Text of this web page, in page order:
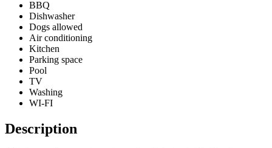
BBQ
Dishwasher
Dogs allowed
Air conditioning
Kitchen
Parking space
Pool
TV
Washing
WI-FI
Description